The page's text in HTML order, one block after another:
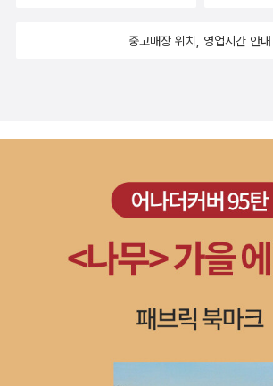
페이지를 넘기면 <평균율>. 피아노 공부하
니라 인내심 테스트 수준이었음을 고백하겠
아프지 않게 // 세계를 열두 가지 색으로 나
라 / 희고 검은 색들만이 나는다.”라고 하면
꿈을 꾸는 소년시기임에도 세계가 일곱 개의
검은 건반, 합해서 열둘의 희고 검은 색만 남
술이라는 뜻인지 잘 모르겠다. 그런데 하재
해야하는 책이 아니면 정리하는것이 좋을것
하지 못햇지만, 제게 왔을때의 기쁨과 그동
활을 한것으로 만족합니다. 무슨 용기로 'Dune'시리즈를 원
서로 읽을 생각으로 구입했는지 모르겠어요.
이 있으니, 책은 정리하기로 하고 언젠가 진
마일리지 적립받으려 외서 한권 구입하는 바
중고매장 위치, 영업시간 안내